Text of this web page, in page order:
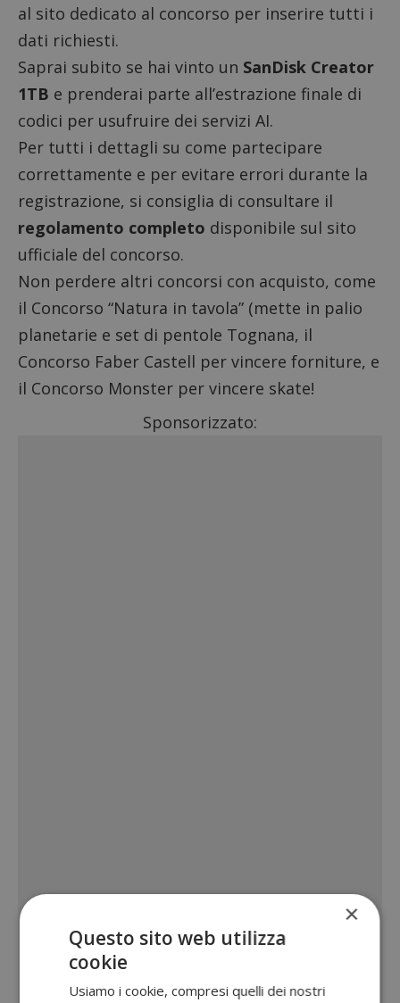
al sito dedicato al concorso per inserire tutti i
dati richiesti.
Saprai subito se hai vinto un SanDisk Creator
1TB e prenderai parte all’estrazione finale di
codici per usufruire dei servizi AI.
Per tutti i dettagli su come partecipare
correttamente e per evitare errori durante la
registrazione, si consiglia di consultare il
regolamento completo disponibile sul sito
ufficiale del concorso.
Non perdere altri concorsi con acquisto, come
il Concorso “Natura in tavola” (mette in palio
planetarie e set di pentole Tognana, il
Concorso Faber Castell per vincere forniture, e
il Concorso Monster per vincere skate!
Sponsorizzato:
×
Questo sito web utilizza
cookie
Usiamo i cookie, compresi quelli dei nostri